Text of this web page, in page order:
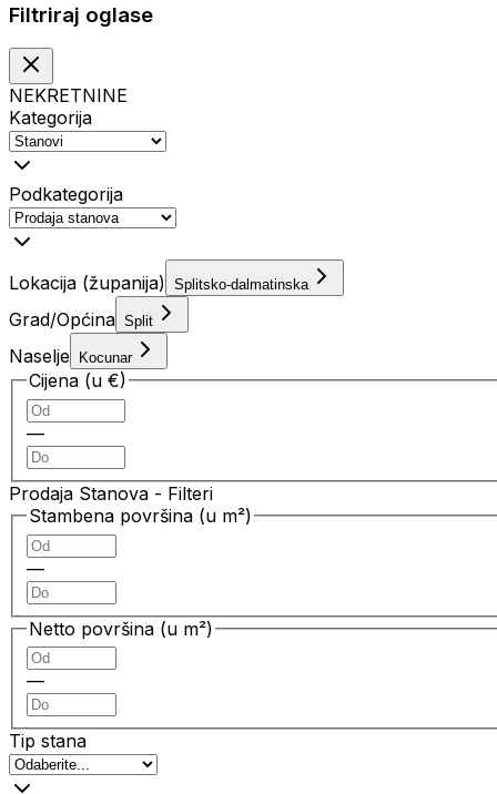
Filtriraj oglase
NEKRETNINE
Kategorija
Podkategorija
Lokacija (županija) Splitsko-dalmatinska
Grad/Općina Split
Naselje Kocunar
Cijena (u €)
—
Prodaja Stanova - Filteri
Stambena površina (u m²)
—
Netto površina (u m²)
—
Tip stana